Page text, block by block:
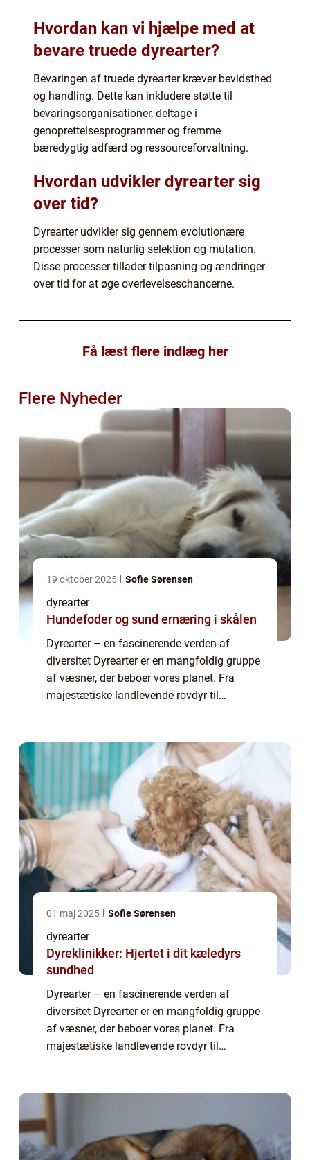
Hvordan kan vi hjælpe med at
bevare truede dyrearter?
Bevaringen af truede dyrearter kræver bevidsthed
og handling. Dette kan inkludere støtte til
bevaringsorganisationer, deltage i
genoprettelsesprogrammer og fremme
bæredygtig adfærd og ressourceforvaltning.
Hvordan udvikler dyrearter sig
over tid?
Dyrearter udvikler sig gennem evolutionære
processer som naturlig selektion og mutation.
Disse processer tillader tilpasning og ændringer
over tid for at øge overlevelseschancerne.
Få læst flere indlæg her
Flere Nyheder
19 oktober 2025 Sofie Sørensen
dyrearter
Hundefoder og sund ernæring i skålen
Dyrearter – en fascinerende verden af
diversitet Dyrearter er en mangfoldig gruppe
af væsner, der beboer vores planet. Fra
majestætiske landlevende rovdyr til
01 maj 2025 Sofie Sørensen
dyrearter
Dyreklinikker: Hjertet i dit kæledyrs
sundhed
Dyrearter – en fascinerende verden af
diversitet Dyrearter er en mangfoldig gruppe
af væsner, der beboer vores planet. Fra
majestætiske landlevende rovdyr til